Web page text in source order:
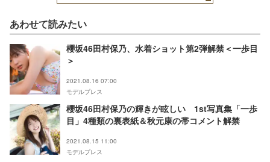
あわせて読みたい
櫻坂46田村保乃、水着ショット第2弾解禁＜一歩目
＞
2021.08.16 07:00
モデルプレス
櫻坂46田村保乃の輝きが眩しい 1st写真集「一歩
目」4種類の裏表紙＆秋元康の帯コメント解禁
2021.08.15 11:00
モデルプレス